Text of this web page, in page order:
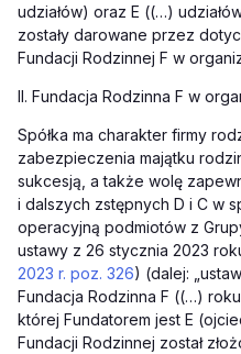
udziałów) oraz E ((…)
zostały darowane przez
Fundacji Rodzinnej F w
II. Fundacja Rodzinna F w
Spółka ma charakter firmy
zabezpieczenia majątku
sukcesją, a także wolę
i dalszych zstępnych D i C w
operacyjną podmiotów z
ustawy z 26 stycznia 2023
2023 r. poz. 326) (dalej:
Fundacja Rodzinna F ((…)
której Fundatorem jest E
Fundacji Rodzinnej został